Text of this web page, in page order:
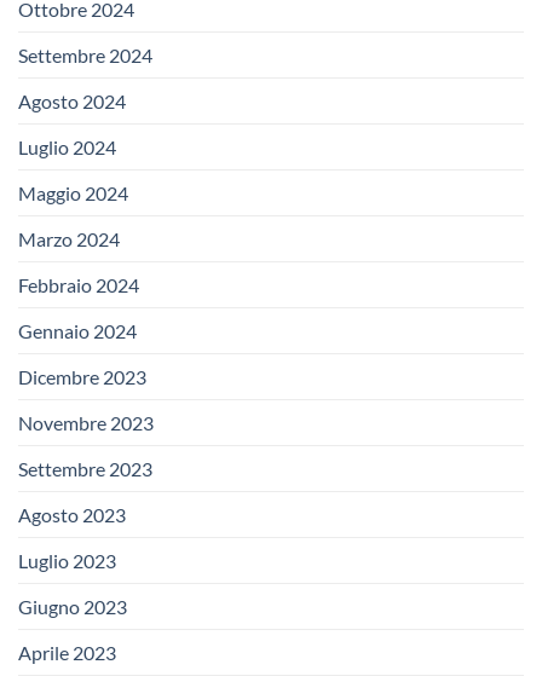
Ottobre 2024
Settembre 2024
Agosto 2024
Luglio 2024
Maggio 2024
Marzo 2024
Febbraio 2024
Gennaio 2024
Dicembre 2023
Novembre 2023
Settembre 2023
Agosto 2023
Luglio 2023
Giugno 2023
Aprile 2023